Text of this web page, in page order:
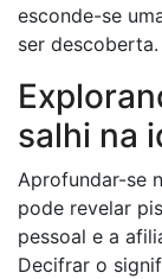
esconde-se
ser descoberta.
salhi na
Aprofundar-se
pode revelar
pessoal e a
Decifrar o